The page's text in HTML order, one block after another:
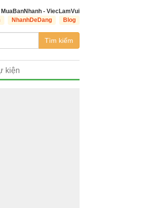
- ViecLamVui
NhanhDeDang Blog
Tìm kiếm
kiện